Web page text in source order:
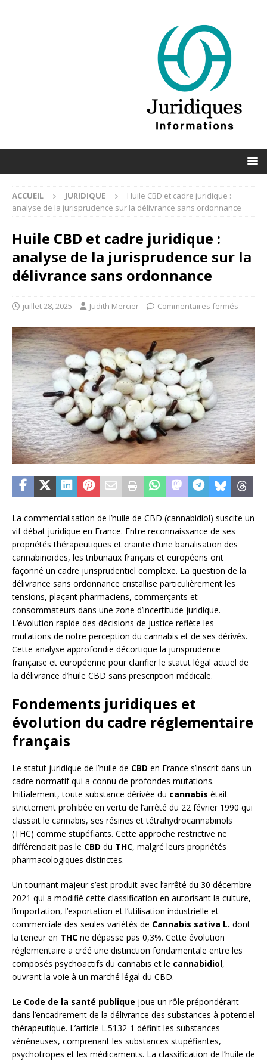
ACCUEIL JURIDIQUE
Huile CBD et cadre juridique :
analyse de la jurisprudence sur la délivrance sans ordonnance
Huile CBD et cadre juridique :
analyse de la jurisprudence sur la
délivrance sans ordonnance
juillet 28, 2025 Judith Mercier Commentaires fermés
La commercialisation de l’huile de CBD (cannabidiol) suscite un
vif débat juridique en France. Entre reconnaissance de ses
propriétés thérapeutiques et crainte d’une banalisation des
cannabinoïdes, les tribunaux français et européens ont
façonné un cadre jurisprudentiel complexe. La question de la
délivrance sans ordonnance cristallise particulièrement les
tensions, plaçant pharmaciens, commerçants et
consommateurs dans une zone d’incertitude juridique.
L’évolution rapide des décisions de justice reflète les
mutations de notre perception du cannabis et de ses dérivés.
Cette analyse approfondie décortique la jurisprudence
française et européenne pour clarifier le statut légal actuel de
la délivrance d’huile CBD sans prescription médicale.
Fondements juridiques et
évolution du cadre réglementaire
français
Le statut juridique de l’huile de CBD en France s’inscrit dans un
cadre normatif qui a connu de profondes mutations.
Initialement, toute substance dérivée du cannabis était
strictement prohibée en vertu de l’arrêté du 22 février 1990 qui
classait le cannabis, ses résines et tétrahydrocannabinols
(THC) comme stupéfiants. Cette approche restrictive ne
différenciait pas le CBD du THC, malgré leurs propriétés
pharmacologiques distinctes.
Un tournant majeur s’est produit avec l’arrêté du 30 décembre
2021 qui a modifié cette classification en autorisant la culture,
l’importation, l’exportation et l’utilisation industrielle et
commerciale des seules variétés de Cannabis sativa L. dont
la teneur en THC ne dépasse pas 0,3%. Cette évolution
réglementaire a créé une distinction fondamentale entre les
composés psychoactifs du cannabis et le cannabidiol,
ouvrant la voie à un marché légal du CBD.
Le Code de la santé publique joue un rôle prépondérant
dans l’encadrement de la délivrance des substances à potentiel
thérapeutique. L’article L.5132-1 définit les substances
vénéneuses, comprenant les substances stupéfiantes,
psychotropes et les médicaments. La classification de l’huile de